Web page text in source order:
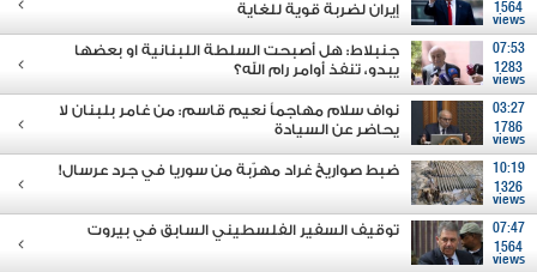
1564
views
إيران لضربة قوية للغاية
07:53
1283
views
جنبلاط: هل أصبحت السلطة اللبنانية او بعضها
يبدو، تنفذ أوامر رام الله؟
03:27
1786
views
نواف سلام مهاجماً نعيم قاسم: من غامر بلبنان لا
يحاضر عن السيادة
10:19
1326
views
ضبط صواريخ غراد مهرّبة من سوريا في جرد عرسال!
07:47
1564
views
توقيف السفير الفلسطيني السابق في بيروت